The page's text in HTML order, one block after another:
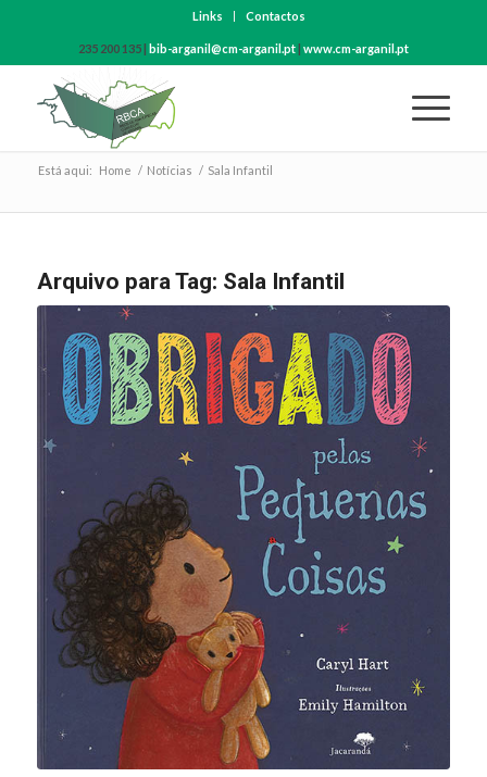
Links Contactos
235 200 135 | bib-arganil@cm-arganil.pt| www.cm-arganil.pt
Está aqui: Home / Notícias / Sala Infantil
Arquivo para Tag: Sala Infantil